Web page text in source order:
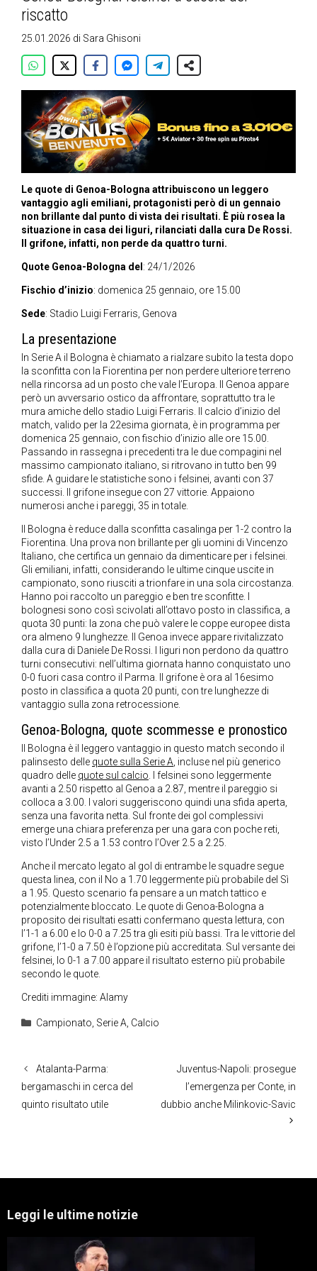
riscatto
25.01.2026 di Sara Ghisoni
Le quote di Genoa-Bologna attribuiscono un leggero
vantaggio agli emiliani, protagonisti però di un gennaio
non brillante dal punto di vista dei risultati. È più rosea la
situazione in casa dei liguri, rilanciati dalla cura De Rossi.
Il grifone, infatti, non perde da quattro turni.
Quote Genoa-Bologna del : 24/1/2026
Fischio d’inizio: domenica 25 gennaio, ore 15.00
Sede: Stadio Luigi Ferraris, Genova
La presentazione
In Serie A il Bologna è chiamato a rialzare subito la testa dopo
la sconfitta con la Fiorentina per non perdere ulteriore terreno
nella rincorsa ad un posto che vale l’Europa. Il Genoa appare
però un avversario ostico da affrontare, soprattutto tra le
mura amiche dello stadio Luigi Ferraris. Il calcio d’inizio del
match, valido per la 22esima giornata, è in programma per
domenica 25 gennaio, con fischio d’inizio alle ore 15.00.
Passando in rassegna i precedenti tra le due compagini nel
massimo campionato italiano, si ritrovano in tutto ben 99
sfide. A guidare le statistiche sono i felsinei, avanti con 37
successi. Il grifone insegue con 27 vittorie. Appaiono
numerosi anche i pareggi, 35 in totale.
Il Bologna è reduce dalla sconfitta casalinga per 1-2 contro la
Fiorentina. Una prova non brillante per gli uomini di Vincenzo
Italiano, che certifica un gennaio da dimenticare per i felsinei.
Gli emiliani, infatti, considerando le ultime cinque uscite in
campionato, sono riusciti a trionfare in una sola circostanza.
Hanno poi raccolto un pareggio e ben tre sconfitte. I
bolognesi sono così scivolati all’ottavo posto in classifica, a
quota 30 punti: la zona che può valere le coppe europee dista
ora almeno 9 lunghezze. Il Genoa invece appare rivitalizzato
dalla cura di Daniele De Rossi. I liguri non perdono da quattro
turni consecutivi: nell’ultima giornata hanno conquistato uno
0-0 fuori casa contro il Parma. Il grifone è ora al 16esimo
posto in classifica a quota 20 punti, con tre lunghezze di
vantaggio sulla zona retrocessione.
Genoa-Bologna, quote scommesse e pronostico
Il Bologna è il leggero vantaggio in questo match secondo il
palinsesto delle quote sulla Serie A, incluse nel più generico
quadro delle quote sul calcio. I felsinei sono leggermente
avanti a 2.50 rispetto al Genoa a 2.87, mentre il pareggio si
colloca a 3.00. I valori suggeriscono quindi una sfida aperta,
senza una favorita netta. Sul fronte dei gol complessivi
emerge una chiara preferenza per una gara con poche reti,
visto l’Under 2.5 a 1.53 contro l’Over 2.5 a 2.25.
Anche il mercato legato al gol di entrambe le squadre segue
questa linea, con il No a 1.70 leggermente più probabile del Sì
a 1.95. Questo scenario fa pensare a un match tattico e
potenzialmente bloccato. Le quote di Genoa-Bologna a
proposito dei risultati esatti confermano questa lettura, con
l’1-1 a 6.00 e lo 0-0 a 7.25 tra gli esiti più bassi. Tra le vittorie del
grifone, l’1-0 a 7.50 è l’opzione più accreditata. Sul versante dei
felsinei, lo 0-1 a 7.00 appare il risultato esterno più probabile
secondo le quote.
Crediti immagine: Alamy
Categorie
Campionato, Serie A, Calcio
Atalanta-Parma:
bergamaschi in cerca del
quinto risultato utile
Juventus-Napoli: prosegue
l’emergenza per Conte, in
dubbio anche Milinkovic-Savic
Leggi le ultime notizie